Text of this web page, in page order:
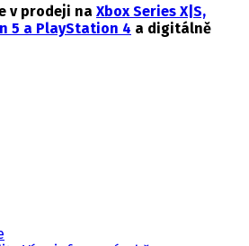
v prodeji na Xbox Series X|S,
5 a PlayStation 4 a digitálně